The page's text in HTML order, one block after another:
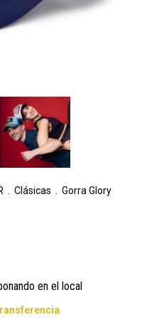
Clásicas Gorra Glory
en el local